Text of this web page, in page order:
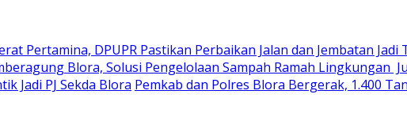
Pertamina, DPUPR Pastikan Perbaikan Jalan dan Jembatan
Blora, Solusi Pengelolaan Sampah Ramah Lingkungan
Jadi PJ Sekda Blora Pemkab dan Polres Blora Bergerak, 1.400